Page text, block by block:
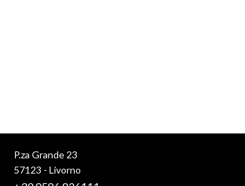
P.za Grande 23
57123 - Livorno